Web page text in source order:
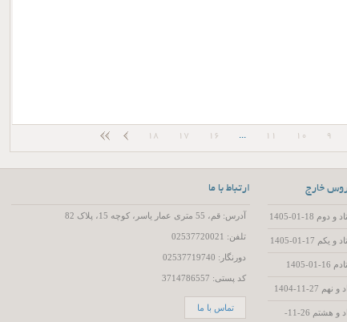
9
10
11
...
16
17
18
خارج
01-1405
01-1405
1404
تفسیر سوره مبارکه آل عمران - جلسه هفتاد و هشتم 26-11-
ارتباط با ما
آدرس: قم، 55 متری عمار یاسر، کوچه 15، پلاک 82
تلفن: 02537720021
دورنگار: 02537719740
کد پستی: 3714786557
تماس با ما